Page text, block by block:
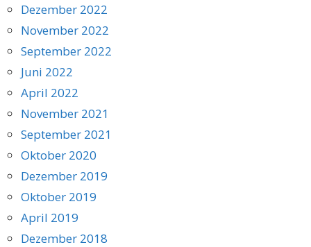
Dezember 2022
November 2022
September 2022
Juni 2022
April 2022
November 2021
September 2021
Oktober 2020
Dezember 2019
Oktober 2019
April 2019
Dezember 2018